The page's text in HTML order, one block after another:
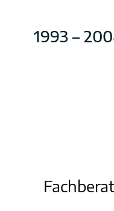
1993 –